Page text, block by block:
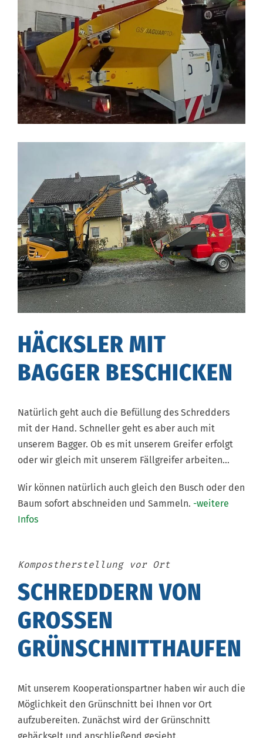
HÄCKSLER MIT
BAGGER BESCHICKEN
Natürlich geht auch die Befüllung des Schredders
mit der Hand. Schneller geht es aber auch mit
unserem Bagger. Ob es mit unserem Greifer erfolgt
oder wir gleich mit unserem Fällgreifer arbeiten…
Wir können natürlich auch gleich den Busch oder den
Baum sofort abschneiden und Sammeln. -weitere
Infos
Kompostherstellung vor Ort
SCHREDDERN VON
GROSSEN G
RÜNSCHNITTHAUFEN
Mit unserem Kooperationspartner haben wir auch die
Möglichkeit den Grünschnitt bei Ihnen vor Ort
aufzubereiten. Zunächst wird der Grünschnitt